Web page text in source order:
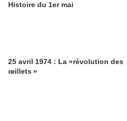
Histoire du 1er mai
25 avril 1974 : La «révolution des
œillets »